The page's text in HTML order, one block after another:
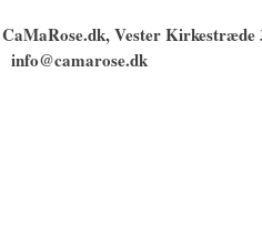
Vester Kirkestræde